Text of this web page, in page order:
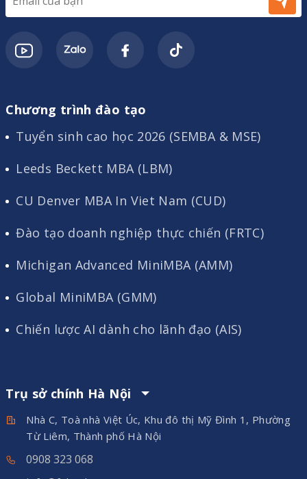
Chương trình đào tạo
Tuyển sinh cao học 2026 (SEMBA & MSE)
Leeds Beckett MBA (LBM)
CU Denver MBA In Viet Nam (CUD)
Đào tạo doanh nghiệp thực chiến (FRTC)
Michigan Advanced MiniMBA (AMM)
Global MiniMBA (GMM)
Chiến lược AI dành cho lãnh đạo (AIS)
Trụ sở chính Hà Nội
Nhà C, Toà nhà Việt Úc, Khu đô thị Mỹ Đình 1, Phường
Từ Liêm, Thành phố Hà Nội
0908 323 068